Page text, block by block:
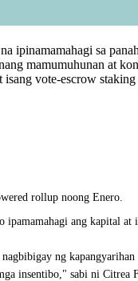
sa
mamumuhunan at
vote-escrow
rollup noong Enero.
ang kapital
ng kapangyarihan
insentibo," sabi ni